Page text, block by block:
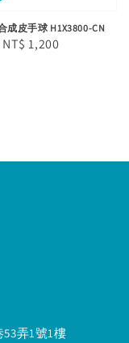
成皮手球 H1X3800-CN
Sale
NT$ 1,200
弄1號1樓